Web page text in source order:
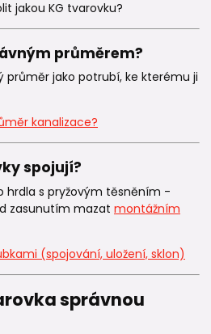
průměrem?
průměr jako potrubí, ke kterému ji
kanalizace?
spojují?
hrdla s pryžovým těsněním -
zasunutím mazat montážním
(spojování, uložení, sklon)
správnou